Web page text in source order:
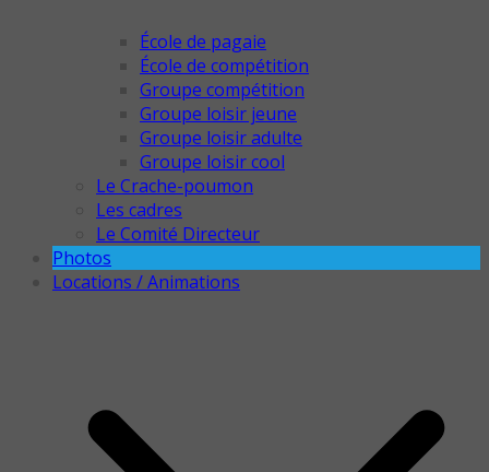
École de pagaie
École de compétition
Groupe compétition
Groupe loisir jeune
Groupe loisir adulte
Groupe loisir cool
Le Crache-poumon
Les cadres
Le Comité Directeur
Photos
Locations / Animations